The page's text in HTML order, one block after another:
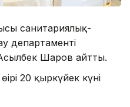
санитариялық-
департаменті
Шаров айтты.
20 қыркүйек күні